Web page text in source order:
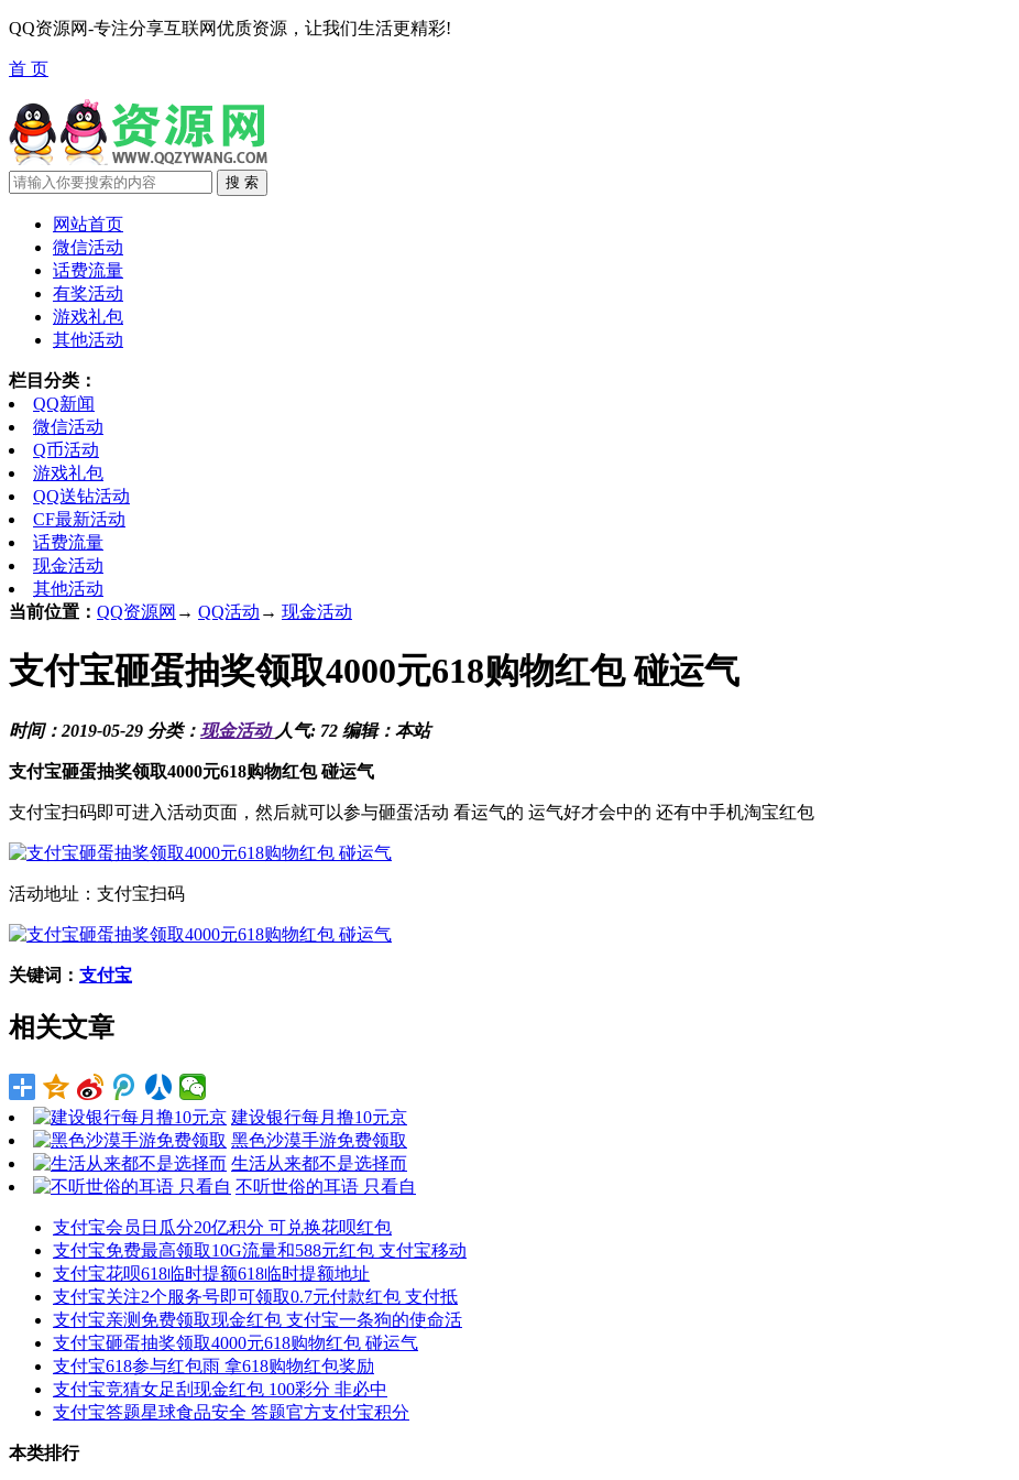
QQ资源网-专注分享互联网优质资源，让我们生活更精彩!
首 页
网站首页
微信活动
话费流量
有奖活动
游戏礼包
其他活动
栏目分类：
QQ新闻
微信活动
Q币活动
游戏礼包
QQ送钻活动
CF最新活动
话费流量
现金活动
其他活动
当前位置： QQ资源网 → QQ活动 → 现金活动
支付宝砸蛋抽奖领取4000元618购物红包 碰运气
时间：2019-05-29 分类： 现金活动 人气: 72 编辑：本站
支付宝砸蛋抽奖领取4000元618购物红包 碰运气
支付宝扫码即可进入活动页面，然后就可以参与砸蛋活动 看运气的 运气好才会中的 还有中手机淘宝红包
活动地址：支付宝扫码
关键词： 支付宝
相关文章
建设银行每月撸10元京
黑色沙漠手游免费领取
生活从来都不是选择而
不听世俗的耳语 只看自
支付宝会员日瓜分20亿积分 可兑换花呗红包
支付宝免费最高领取10G流量和588元红包 支付宝移动
支付宝花呗618临时提额618临时提额地址
支付宝关注2个服务号即可领取0.7元付款红包 支付抵
支付宝亲测免费领取现金红包 支付宝一条狗的使命活
支付宝砸蛋抽奖领取4000元618购物红包 碰运气
支付宝618参与红包雨 拿618购物红包奖励
支付宝竞猜女足刮现金红包 100彩分 非必中
支付宝答题星球食品安全 答题官方支付宝积分
本类排行